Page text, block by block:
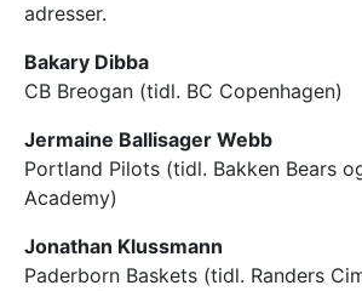
adresser.
Bakary Dibba
CB Breogan (tidl. BC Copenhagen)
Jermaine Ballisager Webb
Portland Pilots (tidl. Bakken Bears
Academy)
Jonathan Klussmann
Paderborn Baskets (tidl. Randers